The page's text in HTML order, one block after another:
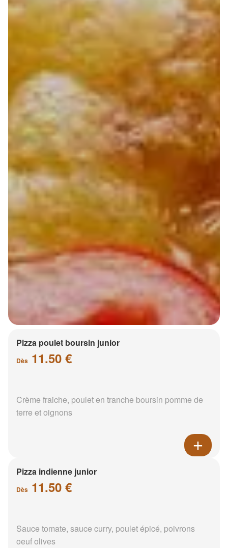
Pizza poulet boursin junior
Dès 11.50 €
Crème fraiche, poulet en tranche boursin pomme de
terre et oignons
Pizza indienne junior
Dès 11.50 €
Sauce tomate, sauce curry, poulet épicé, poivrons
oeuf olives